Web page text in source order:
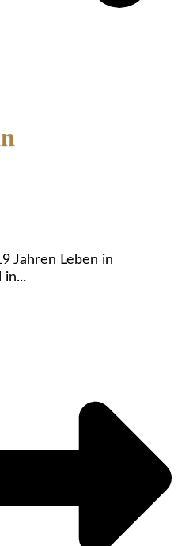
Jahren Leben in
in...